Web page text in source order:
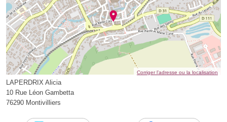
Corriger l’adresse ou la localisation
LAPERDRIX Alicia
10 Rue Léon Gambetta
76290 Montivilliers